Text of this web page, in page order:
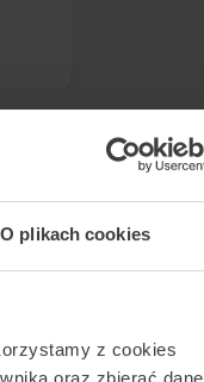
O plikach cookies
z cookies
oraz zbierać dane